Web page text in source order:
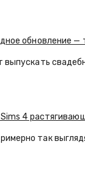
обновление
выпускать
4
так